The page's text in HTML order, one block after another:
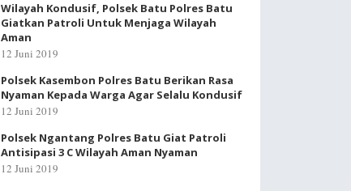
Wilayah Kondusif, Polsek Batu Polres Batu
Giatkan Patroli Untuk Menjaga Wilayah
Aman
12 Juni 2019
Polsek Kasembon Polres Batu Berikan Rasa
Nyaman Kepada Warga Agar Selalu Kondusif
12 Juni 2019
Polsek Ngantang Polres Batu Giat Patroli
Antisipasi 3 C Wilayah Aman Nyaman
12 Juni 2019